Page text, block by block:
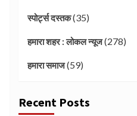
स्पोर्ट्स दस्तक(35)
हमारा शहर : लोकल न्यूज(278)
हमारा समाज(59)
Recent Posts